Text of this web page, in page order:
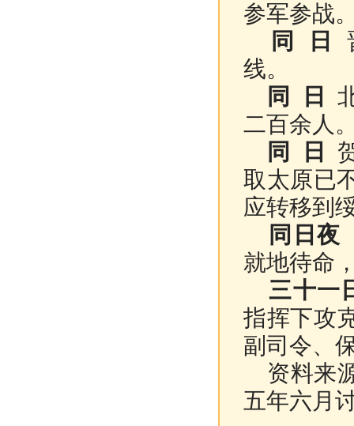
参军参战
同 日
线。
同 日
二百余人
同 日
取太原已
应转移到
同日夜
就地待命
三十一
指挥下攻
副司令、
资料来
五年六月